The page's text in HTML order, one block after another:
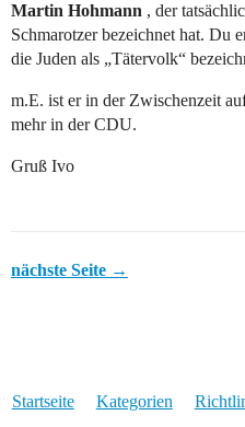
Martin Hohmann , der
Schmarotzer bezeichnet hat. Du
die Juden als „Tätervolk“
m.E. ist er in der Zwischenzeit
mehr in der CDU.
Gruß Ivo
nächste Seite →
Startseite Kategorien